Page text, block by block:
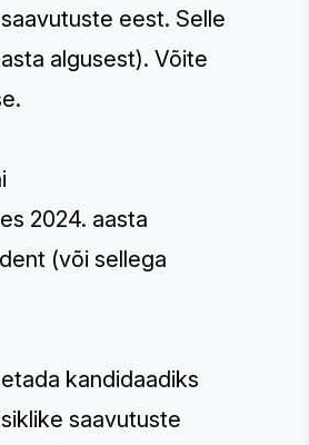
eest. Selle
algusest). Võite
2024. aasta
(või sellega
kandidaadiks
saavutuste